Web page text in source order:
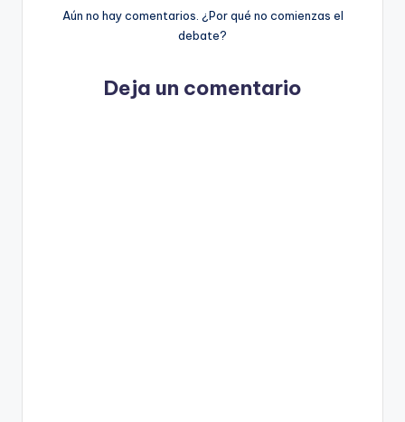
Aún no hay comentarios. ¿Por qué no comienzas el
debate?
Deja un comentario